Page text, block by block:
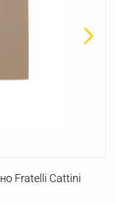
Fratelli Cattini